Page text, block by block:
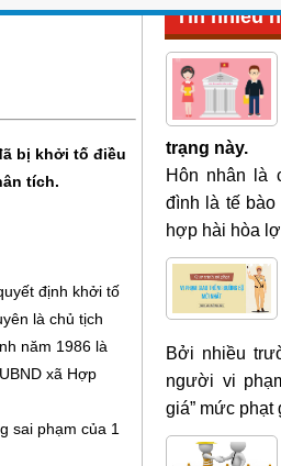
bị khởi tố điều
tích.
định khởi tố
là chủ tịch
năm 1986 là
xã Hợp
sai phạm của 1
Tin nhiều
trạng này.
Hôn nhân là
đình là tế bào
hợp hài hòa
Bởi nhiều
người vi
giá” mức phạt